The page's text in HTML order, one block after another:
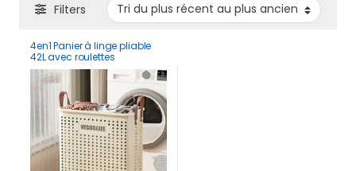
Filters
4en1 Panier à linge pliable
42L avec roulettes
multifonction rangement
pratique maison